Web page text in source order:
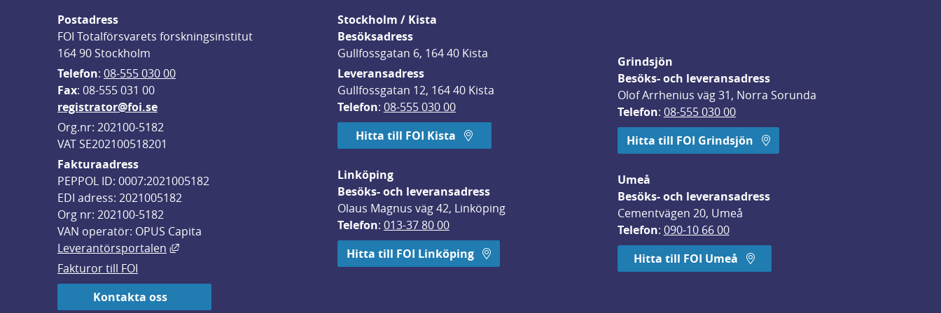
Postadress
FOI Totalförsvarets forskningsinstitut
164 90 Stockholm
Telefon: 08-555 030 00
Fax: 08-555 031 00
registrator@foi.se
Org.nr: 202100-5182
VAT SE202100518201
Fakturaadress
PEPPOL ID: 0007:2021005182
EDI adress: 2021005182
Org nr: 202100-5182
VAN operatör: OPUS Capita
Leverantörsportalen
Länk till annan webbplats, öppnas i nytt fönster.
Fakturor till FOI
Kontakta oss
Stockholm / Kista
Besöksadress
Gullfossgatan 6, 164 40 Kista
Leveransadress
Gullfossgatan 12, 164 40 Kista
Telefon: 08-555 030 00
Hitta till FOI Kista
Linköping
Besöks- och leveransadress
Olaus Magnus väg 42, Linköping
Telefon: 013-37 80 00
Hitta till FOI Linköping
Grindsjön
Besöks- och leveransadress
Olof Arrhenius väg 31, Norra Sorunda
Telefon: 08-555 030 00
Hitta till FOI Grindsjön
Umeå
Besöks- och leveransadress
Cementvägen 20, Umeå
Telefon: 090-10 66 00
Hitta till FOI Umeå